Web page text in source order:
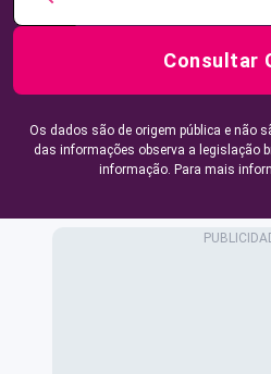
Consultar
Os dados são de origem pública e não
das informações observa a legislação
informação. Para mais